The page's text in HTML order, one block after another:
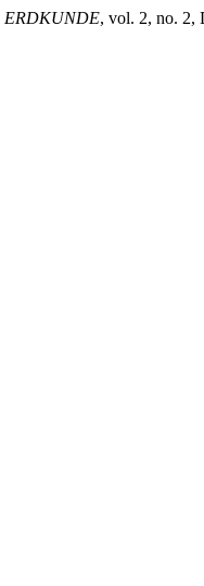
ERDKUNDE, vol. 2, no. 2,